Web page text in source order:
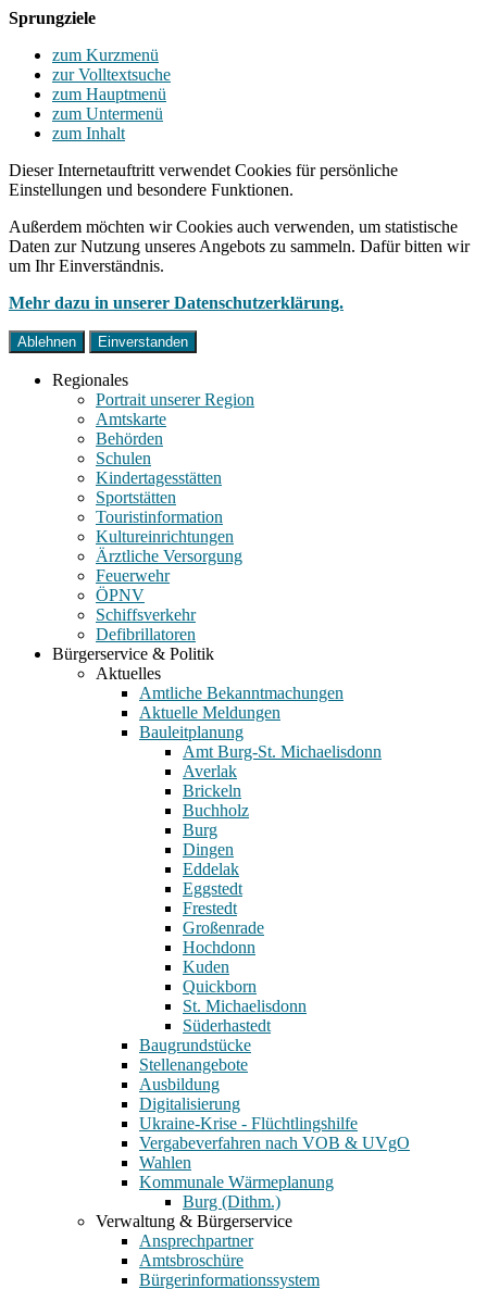
Sprungziele
zum Kurzmenü
zur Volltextsuche
zum Hauptmenü
zum Untermenü
zum Inhalt
Dieser Internetauftritt verwendet Cookies für persönliche
Einstellungen und besondere Funktionen.
Außerdem möchten wir Cookies auch verwenden, um statistische
Daten zur Nutzung unseres Angebots zu sammeln. Dafür bitten wir
um Ihr Einverständnis.
Mehr dazu in unserer Datenschutzerklärung.
Ablehnen Einverstanden
Regionales
Portrait unserer Region
Amtskarte
Behörden
Schulen
Kindertagesstätten
Sportstätten
Touristinformation
Kultureinrichtungen
Ärztliche Versorgung
Feuerwehr
ÖPNV
Schiffsverkehr
Defibrillatoren
Bürgerservice & Politik
Aktuelles
Amtliche Bekanntmachungen
Aktuelle Meldungen
Bauleitplanung
Amt Burg-St. Michaelisdonn
Averlak
Brickeln
Buchholz
Burg
Dingen
Eddelak
Eggstedt
Frestedt
Großenrade
Hochdonn
Kuden
Quickborn
St. Michaelisdonn
Süderhastedt
Baugrundstücke
Stellenangebote
Ausbildung
Digitalisierung
Ukraine-Krise - Flüchtlingshilfe
Vergabeverfahren nach VOB & UVgO
Wahlen
Kommunale Wärmeplanung
Burg (Dithm.)
Verwaltung & Bürgerservice
Ansprechpartner
Amtsbroschüre
Bürgerinformationssystem